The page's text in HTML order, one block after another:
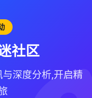
社区
深度分析,开启精